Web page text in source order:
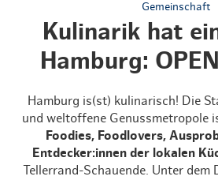
Gemeinschaft
Kulinarik hat
Hamburg:
Hamburg is(st) kulinarisch! Die
und weltoffene Genussmetropole
Foodies, Foodlovers,
Entdecker:innen der lokalen
Tellerrand-Schauende. Unter dem